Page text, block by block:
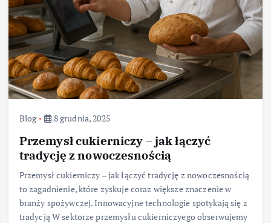
Blog 8 grudnia, 2025
Przemysł cukierniczy – jak łączyć
tradycję z nowoczesnością
Przemysł cukierniczy – jak łączyć tradycję z nowoczesnością
to zagadnienie, które zyskuje coraz większe znaczenie w
branży spożywczej. Innowacyjne technologie spotykają się z
tradycją W sektorze przemysłu cukierniczyego obserwujemy